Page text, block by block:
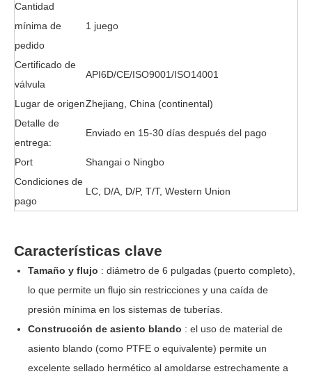
Cantidad
mínima de
pedido
1 juego
Certificado de
válvula
API6D/CE/ISO9001/ISO14001
Lugar de origenZhejiang, China (continental)
Detalle de
entrega:
Enviado en 15-30 días después del pago
Port
Shangai o Ningbo
Condiciones de
pago
LC, D/A, D/P, T/T, Western Union
Características clave
Tamaño y flujo : diámetro de 6 pulgadas (puerto completo),
lo que permite un flujo sin restricciones y una caída de
presión mínima en los sistemas de tuberías.
Construcción de asiento blando : el uso de material de
asiento blando (como PTFE o equivalente) permite un
excelente sellado hermético al amoldarse estrechamente a